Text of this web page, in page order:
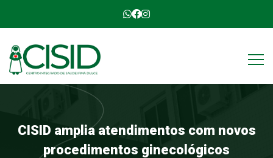
CISID amplia atendimentos com novos
procedimentos ginecológicos